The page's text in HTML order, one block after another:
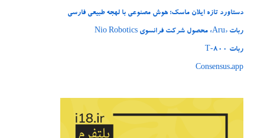
دستاورد تازه ایلان ماسک؛ هوش مصنوعی با لهجه طبیعی فارسی
ربات «Aru» محصول شرکت فرانسوی Nio Robotics
ربات T‑800
Consensus.app